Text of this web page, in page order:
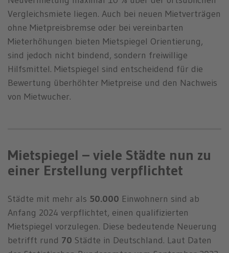
Vergleichsmiete liegen. Auch bei neuen Mietverträgen
ohne Mietpreisbremse oder bei vereinbarten
Mieterhöhungen bieten Mietspiegel Orientierung,
sind jedoch nicht bindend, sondern freiwillige
Hilfsmittel. Mietspiegel sind entscheidend für die
Bewertung überhöhter Mietpreise und den Nachweis
von Mietwucher.
Mietspiegel – viele Städte nun zu
einer Erstellung verpflichtet
Städte mit mehr als 50.000 Einwohnern sind ab
Anfang 2024 verpflichtet, einen qualifizierten
Mietspiegel vorzulegen. Diese bedeutende Neuerung
betrifft rund 70 Städte in Deutschland. Laut Daten